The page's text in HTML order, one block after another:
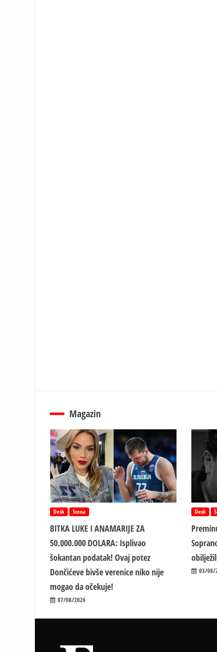
Magazin
Desk Scena
BITKA LUKE I ANAMARIJE ZA
50.000.000 DOLARA: Isplivao
šokantan podatak! Ovaj potez
Dončićeve bivše verenice niko nije
mogao da očekuje!
07/08/2026
Desk
03/08/